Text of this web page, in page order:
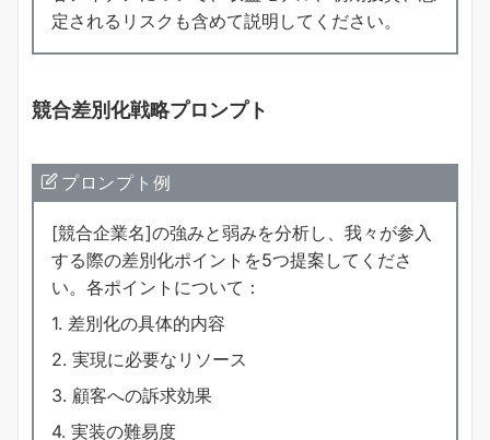
定されるリスクも含めて説明してください。
競合差別化戦略プロンプト
プロンプト例
[競合企業名]の強みと弱みを分析し、我々が参入
する際の差別化ポイントを5つ提案してくださ
い。各ポイントについて：
1. 差別化の具体的内容
2. 実現に必要なリソース
3. 顧客への訴求効果
4. 実装の難易度